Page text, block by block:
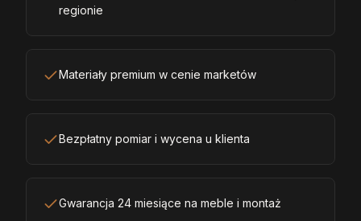
regionie
Materiały premium w cenie marketów
Bezpłatny pomiar i wycena u klienta
Gwarancja 24 miesiące na meble i montaż